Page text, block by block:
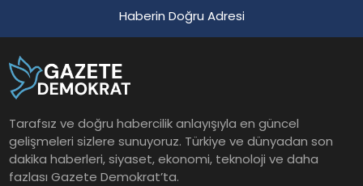
Haberin Doğru Adresi
Tarafsız ve doğru habercilik anlayışıyla en güncel
gelişmeleri sizlere sunuyoruz. Türkiye ve dünyadan son
dakika haberleri, siyaset, ekonomi, teknoloji ve daha
fazlası Gazete Demokrat’ta.